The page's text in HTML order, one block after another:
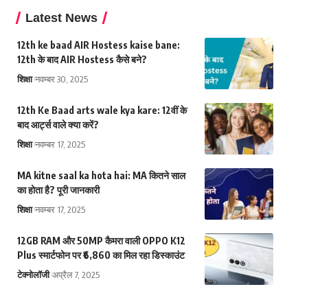
Latest News
12th ke baad AIR Hostess kaise bane:
12th के बाद AIR Hostess कैसे बने?
शिक्षा नवम्बर 30, 2025
12th Ke Baad arts wale kya kare: 12वीं के
बाद आर्ट्स वाले क्या करें?
शिक्षा नवम्बर 17, 2025
MA kitne saal ka hota hai: MA कितने साल
का होता है? पूरी जानकारी
शिक्षा नवम्बर 17, 2025
12GB RAM और 50MP कैमरा वाली OPPO K12
Plus स्मार्टफोन पर ₹6,860 का मिल रहा डिस्काउंट
टेक्नोलॉजी अप्रैल 7, 2025